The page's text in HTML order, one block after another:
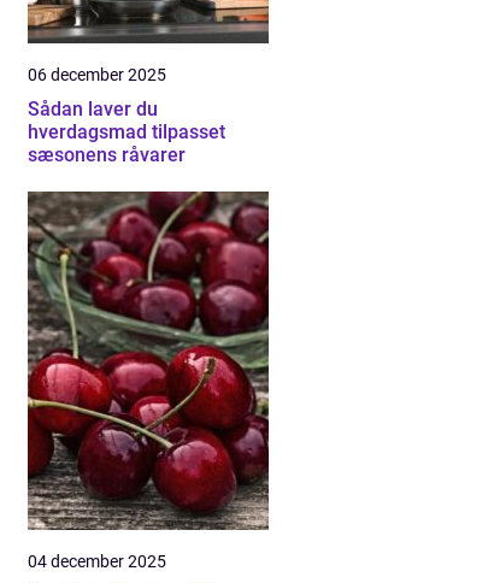
06 december 2025
Sådan laver du
hverdagsmad tilpasset
sæsonens råvarer
04 december 2025